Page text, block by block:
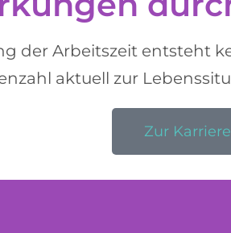
der Arbeitszeit entsteht
aktuell zur
Zur